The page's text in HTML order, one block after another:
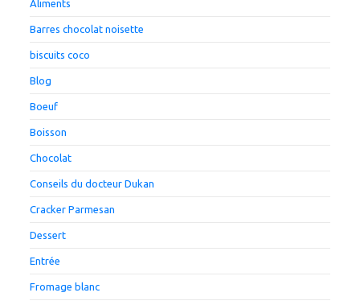
Aliments
Barres chocolat noisette
biscuits coco
Blog
Boeuf
Boisson
Chocolat
Conseils du docteur Dukan
Cracker Parmesan
Dessert
Entrée
Fromage blanc